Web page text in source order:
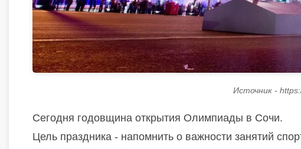
Источник -
Сегодня годовщина открытия Олимпиады в Сочи.
Цель праздника - напомнить о важности занятий